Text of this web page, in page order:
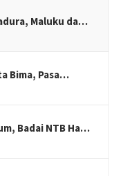
Maluku da…
Bima, Pasa…
Badai NTB Ha…